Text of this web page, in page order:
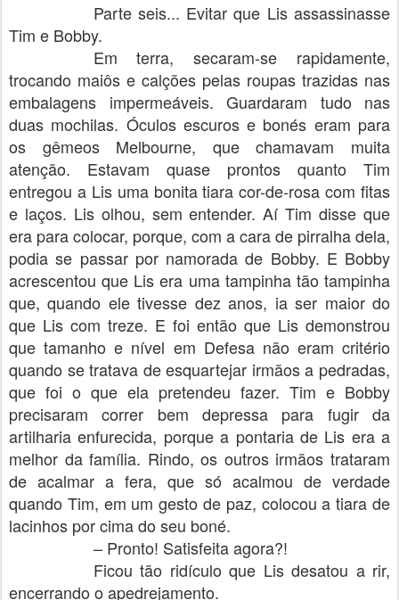
Parte seis... Evitar que Lis assassinasse
Tim e Bobby.
Em terra, secaram-se rapidamente,
trocando maiôs e calções pelas roupas trazidas nas
embalagens impermeáveis. Guardaram tudo nas
duas mochilas. Óculos escuros e bonés eram para
os gêmeos Melbourne, que chamavam muita
atenção. Estavam quase prontos quanto Tim
entregou a Lis uma bonita tiara cor-de-rosa com fitas
e laços. Lis olhou, sem entender. Aí Tim disse que
era para colocar, porque, com a cara de pirralha dela,
podia se passar por namorada de Bobby. E Bobby
acrescentou que Lis era uma tampinha tão tampinha
que, quando ele tivesse dez anos, ia ser maior do
que Lis com treze. E foi então que Lis demonstrou
que tamanho e nível em Defesa não eram critério
quando se tratava de esquartejar irmãos a pedradas,
que foi o que ela pretendeu fazer. Tim e Bobby
precisaram correr bem depressa para fugir da
artilharia enfurecida, porque a pontaria de Lis era a
melhor da família. Rindo, os outros irmãos trataram
de acalmar a fera, que só acalmou de verdade
quando Tim, em um gesto de paz, colocou a tiara de
lacinhos por cima do seu boné.
– Pronto! Satisfeita agora?!
Ficou tão ridículo que Lis desatou a rir,
encerrando o apedrejamento.